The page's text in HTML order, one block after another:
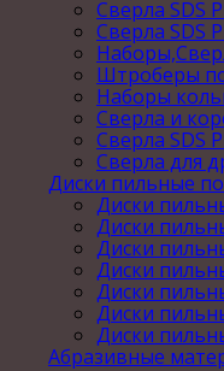
Сверла SDS
Сверла SDS
Штроберы
Наборы
Сверла и
Сверла SDS
Сверла для
Диски пильные
Диски
Диски
Диски
Диски
Диски
Диски
Диски
Абразивные